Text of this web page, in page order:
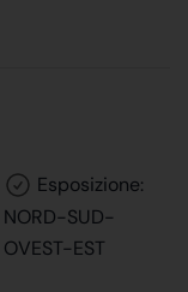
Esposizione:
NORD-SUD-
OVEST-EST